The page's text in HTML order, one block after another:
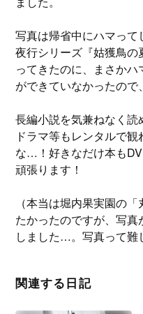
写真は帰省中にハマっ
夜行シリーズ『姑獲鳥
ってきたのに、まさか
ができていなかったので
長編小説を気兼ねなく
ドラマ等もレンタルで
な…！好きなだけ本も
頑張ります！
（本当は堀内果実園の
たかったのですが、写
しました…。写真って難
関連する日記